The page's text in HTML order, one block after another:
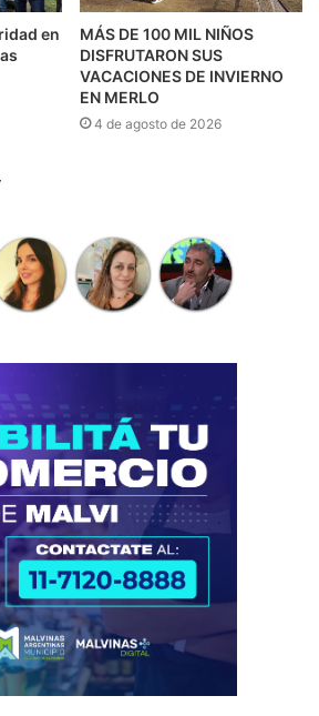
en
MÁS DE 100 MIL NIÑOS
DISFRUTARON SUS
VACACIONES DE INVIERNO
EN MERLO
4 de agosto de 2026